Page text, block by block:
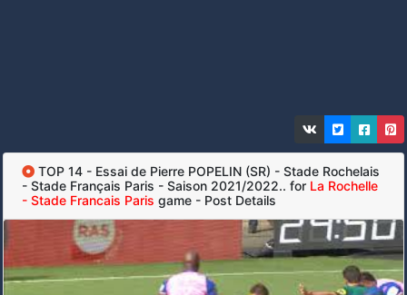
TOP 14 - Essai de Pierre POPELIN (SR) - Stade Rochelais
- Stade Français Paris - Saison 2021/2022.. for La Rochelle
- Stade Francais Paris game - Post Details